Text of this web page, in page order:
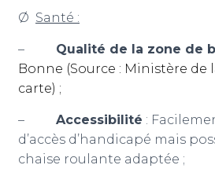
Ø Santé :
– Qualité de la zone de
Bonne (Source : Ministère de
carte) ;
– Accessibilité :
d’accès d’handicapé mais
chaise roulante adaptée ;